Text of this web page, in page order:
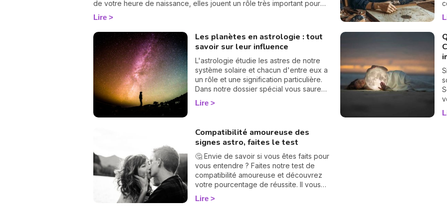
de votre heure de naissance, elles jouent un rôle très important pour
mieux comprendre votre personnalité et votre avenir. Voici leurs
significations !
Lire
Les planètes en astrologie : tout
savoir sur leur influence
L'astrologie étudie les astres de notre
système solaire et chacun d'entre eux a
un rôle et une signification particulière.
Dans notre dossier spécial vous saurez
tout sur ces planètes d'un point de vue
astronomique, astrologique et
secret pour vous !
Lire
Compatibilité amoureuse des
signes astro, faites le test
🤔 Envie de savoir si vous êtes faits pour
vous entendre ? Faites notre test de
compatibilité amoureuse et découvrez
votre pourcentage de réussite. Il vous
suffit de renseigner votre signe
astrologique et celui de votre conjoint
Lire